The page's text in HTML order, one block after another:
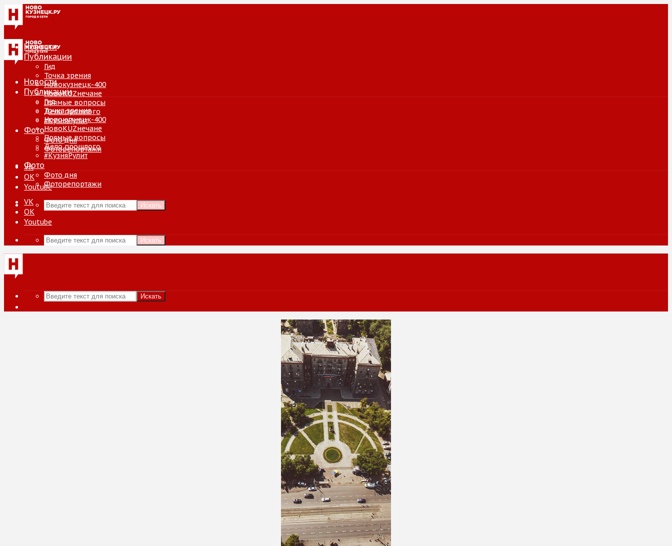
Новости
Публикации
Гид
Точка зрения
Новокузнецк-400
НовоKUZнечане
Прямые вопросы
Дело прошлого
#КузняРулит
Фото
Фото дня
Фоторепортажи
VK
ОК
Youtube
Искать
Новости
Публикации
Гид
Точка зрения
Новокузнецк-400
НовоKUZнечане
Прямые вопросы
Дело прошлого
#КузняРулит
Фото
Фото дня
Фоторепортажи
VK
ОК
Youtube
Искать
Искать